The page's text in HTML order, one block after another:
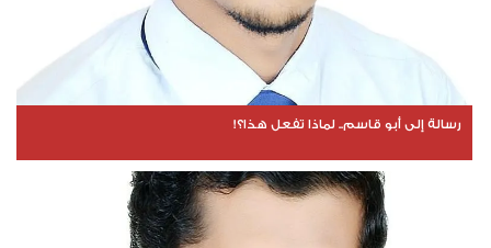
رسالة إلى أبو قاسم.. لماذا تفعل هذا؟!